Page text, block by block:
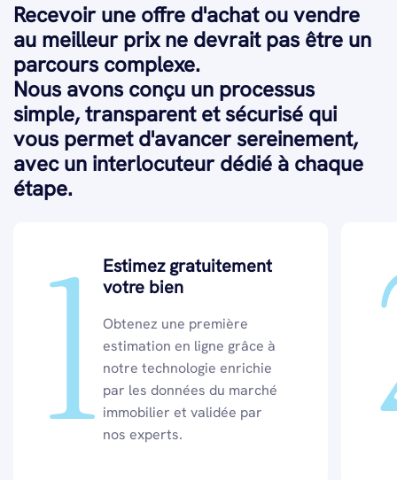
Recevoir une offre d'achat ou vendre
au meilleur prix ne devrait pas être un
parcours complexe.
Nous avons conçu un processus
simple, transparent et sécurisé qui
vous permet d'avancer sereinement,
avec un interlocuteur dédié à chaque
étape.
1 Estimez gratuitement
votre bien
Obtenez une première
estimation en ligne grâce à
notre technologie enrichie
par les données du marché
immobilier et validée par
nos experts.